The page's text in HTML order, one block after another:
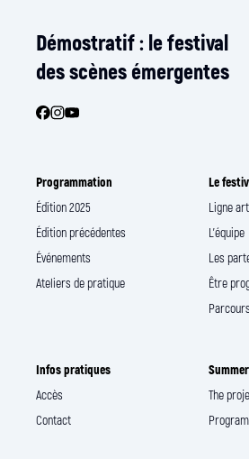
Démostratif : le festival
des scènes émergentes
Programmation
Édition 2025
Édition précédentes
Événements
Ateliers de pratique
Le
Ligne
L’équipe
Les
Être
Infos pratiques
Accès
Contact
The
Program